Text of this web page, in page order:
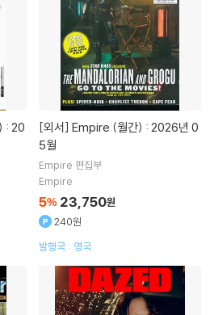
[외서]
5월
Empire 편집부
Empire
5% 23,750원
240원
발행국 : 영국